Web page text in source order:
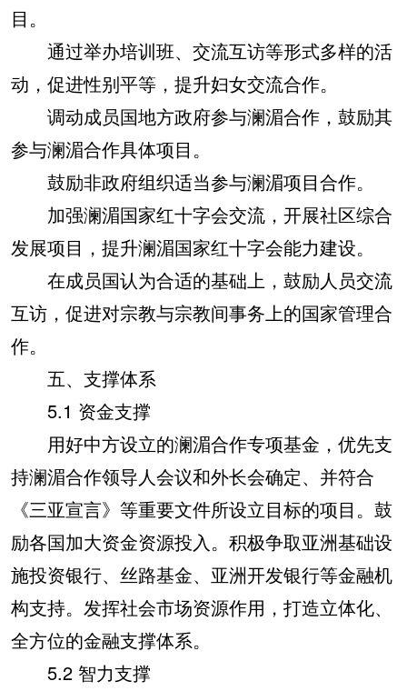
目。
通过举办培训班、交流互访等形式多样的活
动，促进性别平等，提升妇女交流合作。
调动成员国地方政府参与澜湄合作，鼓励其
参与澜湄合作具体项目。
鼓励非政府组织适当参与澜湄项目合作。
加强澜湄国家红十字会交流，开展社区综合
发展项目，提升澜湄国家红十字会能力建设。
在成员国认为合适的基础上，鼓励人员交流
互访，促进对宗教与宗教间事务上的国家管理合
作。
五、支撑体系
5.1 资金支撑
用好中方设立的澜湄合作专项基金，优先支
持澜湄合作领导人会议和外长会确定、并符合
《三亚宣言》等重要文件所设立目标的项目。鼓
励各国加大资金资源投入。积极争取亚洲基础设
施投资银行、丝路基金、亚洲开发银行等金融机
构支持。发挥社会市场资源作用，打造立体化、
全方位的金融支撑体系。
5.2 智力支撑